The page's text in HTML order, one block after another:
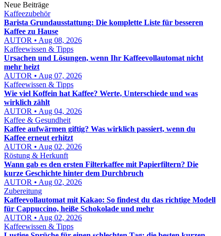
Neue Beiträge
Kaffeezubehör
Barista Grundausstattung: Die komplette Liste für besseren
Kaffee zu Hause
AUTOR • Aug 08, 2026
Kaffeewissen & Tipps
Ursachen und Lösungen, wenn Ihr Kaffeevollautomat nicht
mehr heizt
AUTOR • Aug 07, 2026
Kaffeewissen & Tipps
Wie viel Koffein hat Kaffee? Werte, Unterschiede und was
wirklich zählt
AUTOR • Aug 04, 2026
Kaffee & Gesundheit
Kaffee aufwärmen giftig? Was wirklich passiert, wenn du
Kaffee erneut erhitzt
AUTOR • Aug 02, 2026
Röstung & Herkunft
Wann gab es den ersten Filterkaffee mit Papierfiltern? Die
kurze Geschichte hinter dem Durchbruch
AUTOR • Aug 02, 2026
Zubereitung
Kaffeevollautomat mit Kakao: So findest du das richtige Modell
für Cappuccino, heiße Schokolade und mehr
AUTOR • Aug 02, 2026
Kaffeewissen & Tipps